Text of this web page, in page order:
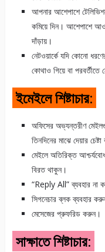
আপনার আশেপাশে
কমিয়ে দিন। আশেপাশে
দাঁড়ায়।
নেটওয়ার্কে যদি কোনো
কোথাও গিয়ে বা
ইমেইলে শিষ্টাচার:
অফিসের অভ্যন্তরীণ
তিনদিনের মাঝে দেয়ার
মেইলে অতিরিক্ত
বিরত থাকুন।
“Reply All” ব্যবহার না
সিগনেচার ব্লক ব্যবহার
মেসেজের প্রুফরিড করুন।
সাক্ষাতে শিষ্টাচার: